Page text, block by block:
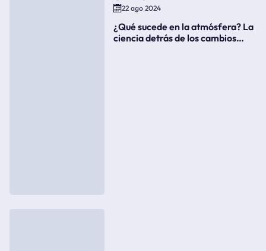
22 ago 2024
¿Qué sucede en la atmósfera? La
ciencia detrás de los cambios